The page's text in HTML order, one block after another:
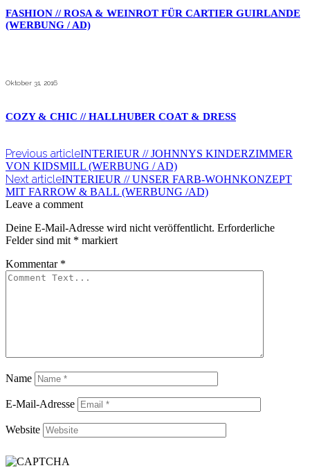
FASHION // ROSA & WEINROT FÜR CARTIER GUIRLANDE
(WERBUNG / AD)
Oktober 31, 2016
COZY & CHIC // HALLHUBER COAT & DRESS
Previous articleINTERIEUR // JOHNNYS KINDERZIMMER
VON KIDSMILL (WERBUNG / AD)
Next articleINTERIEUR // UNSER FARB-WOHNKONZEPT
MIT FARROW & BALL (WERBUNG /AD)
Leave a comment
Deine E-Mail-Adresse wird nicht veröffentlicht. Erforderliche
Felder sind mit * markiert
Kommentar *
Name
E-Mail-Adresse
Website